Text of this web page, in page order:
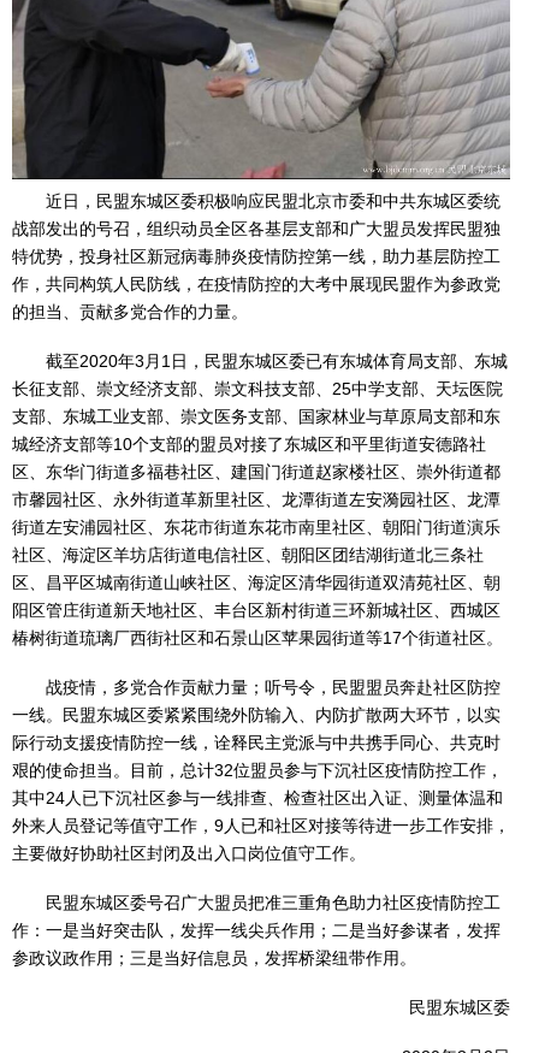
近日，民盟东城区委积极响应民盟北京市委和中共东城区委统
战部发出的号召，组织动员全区各基层支部和广大盟员发挥民盟独
特优势，投身社区新冠病毒肺炎疫情防控第一线，助力基层防控工
作，共同构筑人民防线，在疫情防控的大考中展现民盟作为参政党
的担当、贡献多党合作的力量。
截至2020年3月1日，民盟东城区委已有东城体育局支部、东城
长征支部、崇文经济支部、崇文科技支部、25中学支部、天坛医院
支部、东城工业支部、崇文医务支部、国家林业与草原局支部和东
城经济支部等10个支部的盟员对接了东城区和平里街道安德路社
区、东华门街道多福巷社区、建国门街道赵家楼社区、崇外街道都
市馨园社区、永外街道革新里社区、龙潭街道左安漪园社区、龙潭
街道左安浦园社区、东花市街道东花市南里社区、朝阳门街道演乐
社区、海淀区羊坊店街道电信社区、朝阳区团结湖街道北三条社
区、昌平区城南街道山峡社区、海淀区清华园街道双清苑社区、朝
阳区管庄街道新天地社区、丰台区新村街道三环新城社区、西城区
椿树街道琉璃厂西街社区和石景山区苹果园街道等17个街道社区。
战疫情，多党合作贡献力量；听号令，民盟盟员奔赴社区防控
一线。民盟东城区委紧紧围绕外防输入、内防扩散两大环节，以实
际行动支援疫情防控一线，诠释民主党派与中共携手同心、共克时
艰的使命担当。目前，总计32位盟员参与下沉社区疫情防控工作，
其中24人已下沉社区参与一线排查、检查社区出入证、测量体温和
外来人员登记等值守工作，9人已和社区对接等待进一步工作安排，
主要做好协助社区封闭及出入口岗位值守工作。
民盟东城区委号召广大盟员把准三重角色助力社区疫情防控工
作：一是当好突击队，发挥一线尖兵作用；二是当好参谋者，发挥
参政议政作用；三是当好信息员，发挥桥梁纽带作用。
民盟东城区委